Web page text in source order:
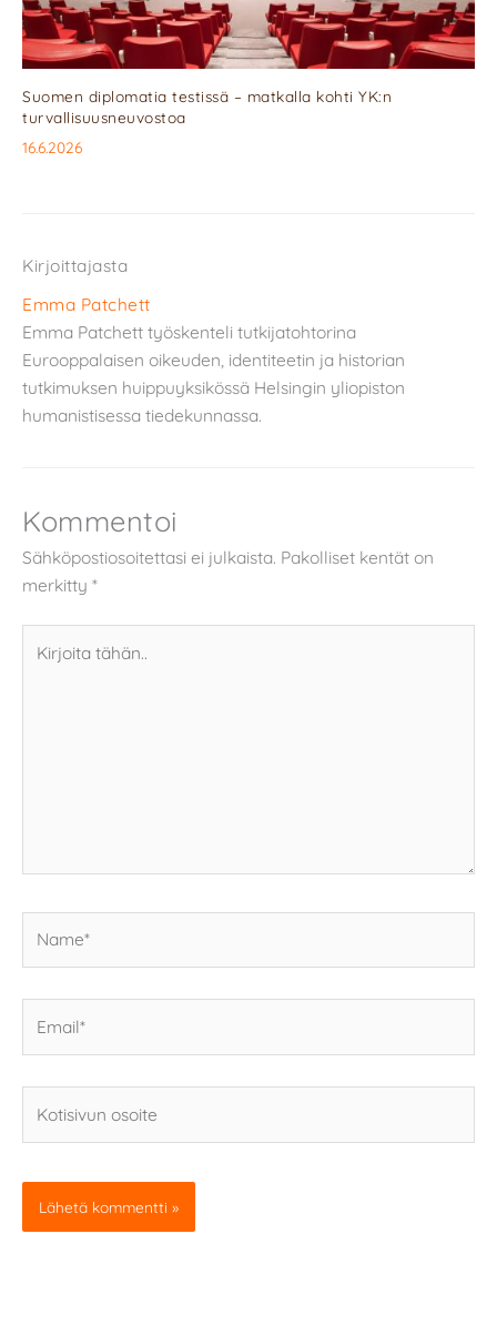
Suomen diplomatia testissä – matkalla kohti YK:n
turvallisuusneuvostoa
16.6.2026
Kirjoittajasta
Emma Patchett
Emma Patchett työskenteli tutkijatohtorina
Eurooppalaisen oikeuden, identiteetin ja historian
tutkimuksen huippuyksikössä Helsingin yliopiston
humanistisessa tiedekunnassa.
Kommentoi
Sähköpostiosoitettasi ei julkaista. Pakolliset kentät on
merkitty *
tähän..
osoite